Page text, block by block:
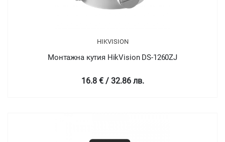
HIKVISION
Монтажна кутия HikVision DS-1260ZJ
16.8 € / 32.86 лв.